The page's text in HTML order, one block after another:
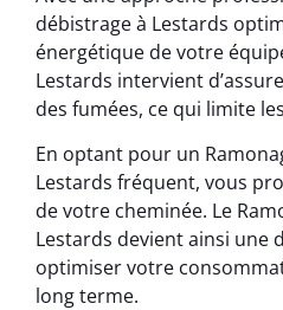
débistrage à Lestards
énergétique de votre
Lestards intervient
des fumées, ce qui limite
En optant pour un
Lestards fréquent, vous
de votre cheminée. Le
Lestards devient ainsi une
optimiser votre
long terme.